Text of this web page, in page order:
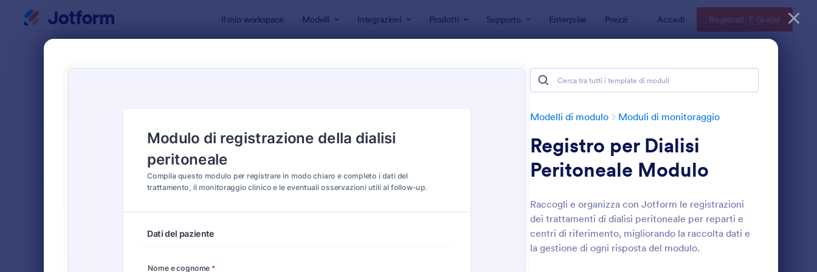
Il mio workspace Modelli Integrazioni Prodotti Supporto Enterprise Prezzi Accedi Registrati. È Gratis!
Modelli di modulo Moduli di monitoraggio
Registro per Dialisi
Peritoneale Modulo
Raccogli e organizza con Jotform le registrazioni
dei trattamenti di dialisi peritoneale per reparti e
centri di riferimento, migliorando la raccolta dati e
la gestione di ogni risposta del modulo.
: Modulo Di Tracciamento Farmaci Per Animali Domestici: Registro Per Dialisi Peritoneale Modulo
Anteprima: Modulo Di
Classico
552